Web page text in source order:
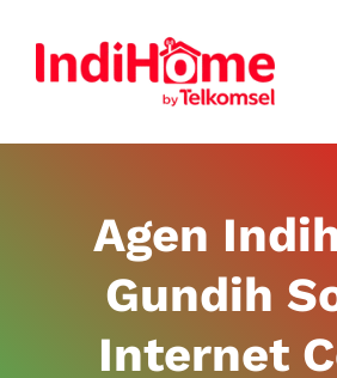
Agen
Gundih
Internet